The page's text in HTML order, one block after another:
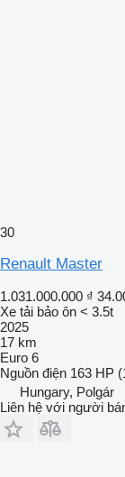
30
Renault Master
1.031.000.000 ₫
Xe tải bảo ôn < 3.5t
2025
17 km
Euro 6
Nguồn điện 163 HP
Hungary, Polgár
Liên hệ với người